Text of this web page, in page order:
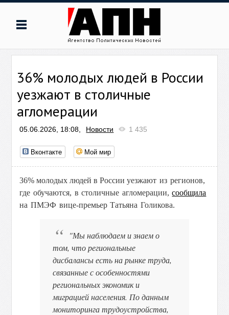
36% молодых людей в России
уезжают в столичные
агломерации
05.06.2026, 18:08, Новости 1 435
Вконтакте Мой мир
36% молодых людей в Россииуезжают из регионов,
где обучаются, в столичные агломерации,сообщила
на ПМЭФ вице-премьер Татьяна Голикова.
"Мы наблюдаем и знаем о
том, что региональные
дисбалансы есть на рынке труда,
связанные с особенностями
региональных экономик и
миграцией населения. По данным
мониторинга трудоустройства,